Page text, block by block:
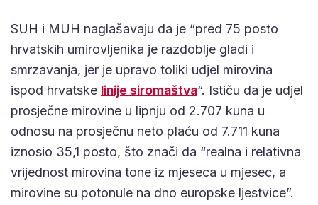
SUH i MUH naglašavaju da je “pred 75 posto
hrvatskih umirovljenika je razdoblje gladi i
smrzavanja, jer je upravo toliki udjel mirovina
ispod hrvatske linije siromaštva“. Ističu da je udjel
prosječne mirovine u lipnju od 2.707 kuna u
odnosu na prosječnu neto plaću od 7.711 kuna
iznosio 35,1 posto, što znači da “realna i relativna
vrijednost mirovina tone iz mjeseca u mjesec, a
mirovine su potonule na dno europske ljestvice”.